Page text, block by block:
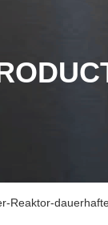
Reaktor-